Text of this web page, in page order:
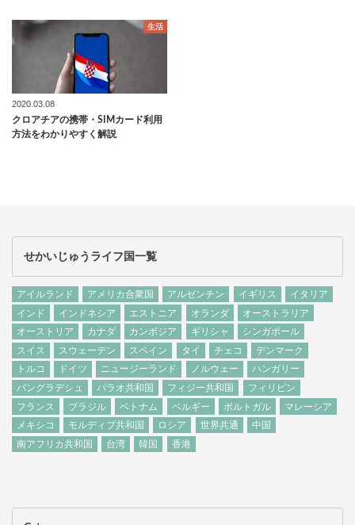
生活
2020.03.08
クロアチアの携帯・SIMカード利用
方法をわかりやすく解説
せかいじゅうライフ国一覧
アイルランド アメリカ合衆国 アルゼンチン イギリス
イタリア
インド
インドネシア エストニア オランダ
オーストラリア
オーストリア
カナダ カンボジア ギリシャ
シンガポール
スイス
スウェーデン スペイン タイ チェコ
デンマーク
トルコ
ドイツ ニュージーランド ノルウェー
ハンガリー
バングラデシュ
パラオ共和国 フィジー共和国
フィリピン
フランス
ブラジル ベトナム ベルギー ポルトガル
マレーシア
メキシコ
モルディブ共和国 ロシア 世界共通
中国
南アフリカ共和国
台湾 韓国 香港